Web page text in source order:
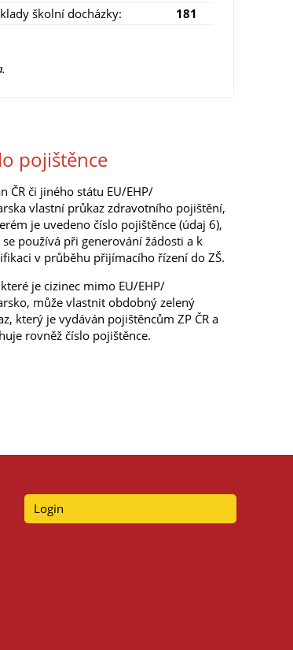
školní docházky:
181
pojištěnce
ČR či jiného státu EU/EHP/
vlastní průkaz zdravotního pojištění,
je uvedeno číslo pojištěnce (údaj 6),
se používá při generování žádosti a k
v průběhu přijímacího řízení do ZŠ.
je cizinec mimo EU/EHP/
může vlastnit obdobný zelený
který je vydáván pojištěncům ZP ČR a
rovněž číslo pojištěnce.
Login